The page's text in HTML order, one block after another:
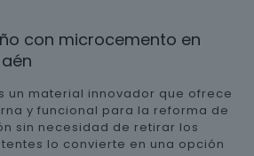
con microcemento en
un material innovador que ofrece
y funcional para la reforma de
sin necesidad de retirar los
lo convierte en una opción